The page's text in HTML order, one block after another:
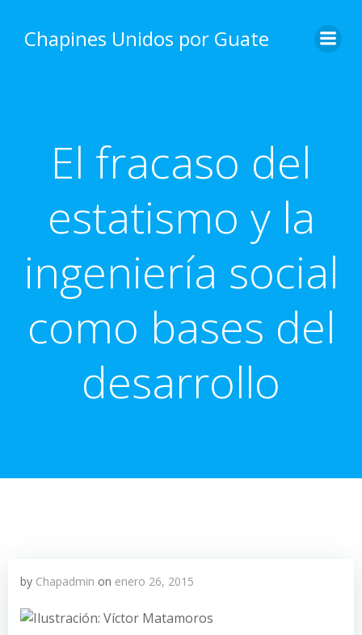
content
Chapines Unidos por Guate
El fracaso del
estatismo y la
ingeniería social
como bases del
desarrollo
by Chapadmin on enero 26, 2015